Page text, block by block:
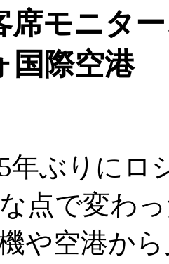
席モニタ
国際空港
年ぶりにロ
点で変わ
や空港か